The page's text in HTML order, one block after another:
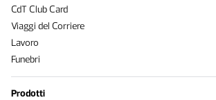
CdT Club Card
Viaggi del Corriere
Lavoro
Funebri
Prodotti